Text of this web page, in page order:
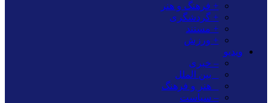
+ فرهنگ و هنر
+ گردشگری
+ مستند
+ ورزش
ویدیو
– خبری
_ بین الملل
_ هنر و فرهنگ
– سیاست